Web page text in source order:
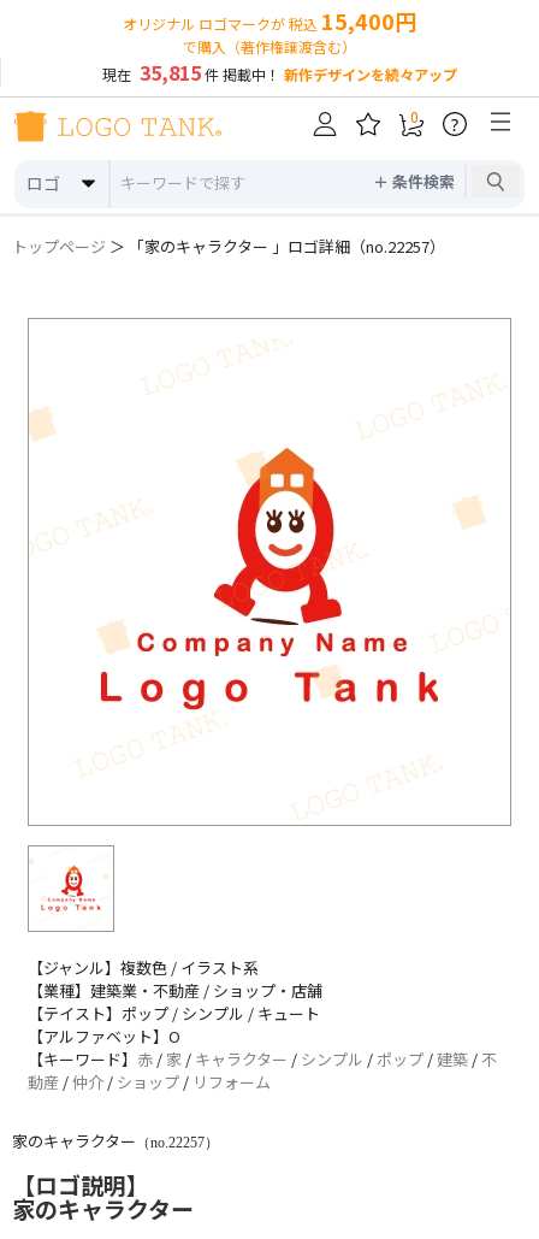
オリジナル ロゴマークが 税込 15,400円
で購入（著作権譲渡含む）
現在 35,815件 掲載中！ 新作デザインを続々アップ
ロゴ ＋ 条件検索
0 ?
トップページ ＞ 「家のキャラクター 」ロゴ詳細（no.22257）
【ジャンル】複数色 / イラスト系
【業種】建築業・不動産 / ショップ・店舗
【テイスト】ポップ / シンプル / キュート
【アルファベット】O
【キーワード】 赤 / 家 / キャラクター / シンプル / ポップ /建築 / 不
動産 /仲介 / ショップ / リフォーム
家のキャラクター （no.22257）
【ロゴ説明】
家のキャラクター